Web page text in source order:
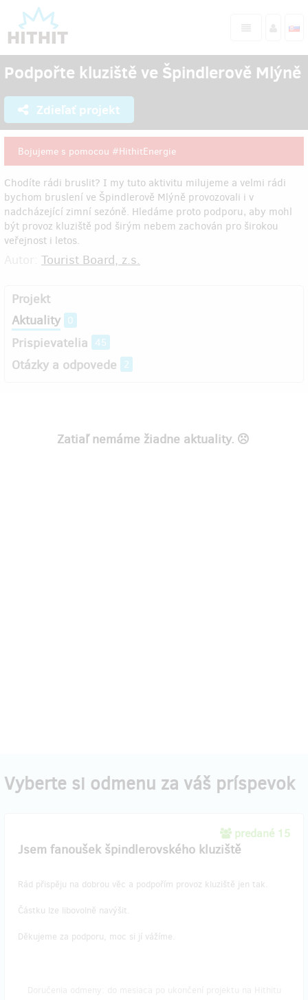
Podpořte kluziště ve Špindlerově Mlýně
Zdieľať projekt
Bojujeme s pomocou #HithitEnergie
Chodíte rádi bruslit? I my tuto aktivitu milujeme a velmi rádi
bychom bruslení ve Špindlerově Mlýně provozovali i v
nadcházející zimní sezóně. Hledáme proto podporu, aby mohl
být provoz kluziště pod širým nebem zachován pro širokou
veřejnost i letos.
Tourist Board, z.s.
Projekt
Aktuality 0
Prispievatelia 45
Otázky a odpovede 2
Zatiaľ nemáme žiadne aktuality.
Vyberte si odmenu za váš príspevok
predané 15
Jsem fanoušek špindlerovského kluziště
Rád přispěju na dobrou věc a podpořím provoz kluziště jen tak.
Částku lze libovolně navýšit.
Děkujeme za podporu, moc si jí vážíme.